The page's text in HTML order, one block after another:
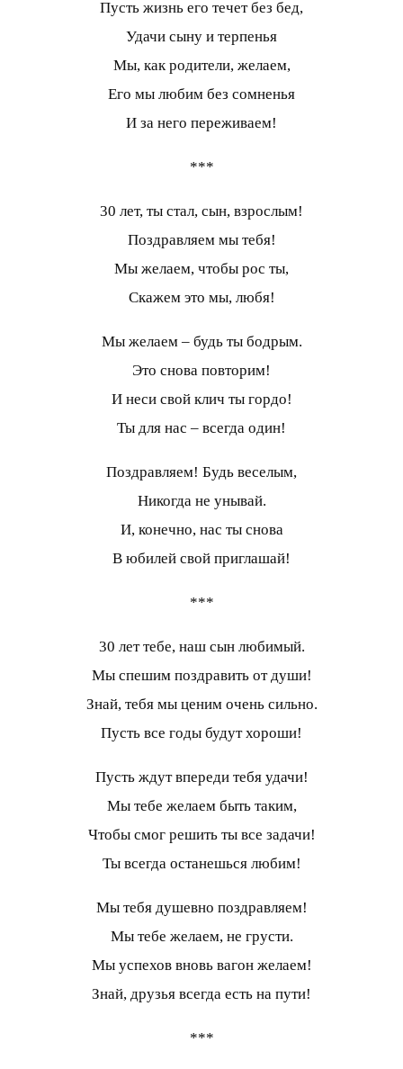
Пусть жизнь его течет без бед,
Удачи сыну и терпенья
Мы, как родители, желаем,
Его мы любим без сомненья
И за него переживаем!
***
30 лет, ты стал, сын, взрослым!
Поздравляем мы тебя!
Мы желаем, чтобы рос ты,
Скажем это мы, любя!
Мы желаем – будь ты бодрым.
Это снова повторим!
И неси свой клич ты гордо!
Ты для нас – всегда один!
Поздравляем! Будь веселым,
Никогда не унывай.
И, конечно, нас ты снова
В юбилей свой приглашай!
***
30 лет тебе, наш сын любимый.
Мы спешим поздравить от души!
Знай, тебя мы ценим очень сильно.
Пусть все годы будут хороши!
Пусть ждут впереди тебя удачи!
Мы тебе желаем быть таким,
Чтобы смог решить ты все задачи!
Ты всегда останешься любим!
Мы тебя душевно поздравляем!
Мы тебе желаем, не грусти.
Мы успехов вновь вагон желаем!
Знай, друзья всегда есть на пути!
***